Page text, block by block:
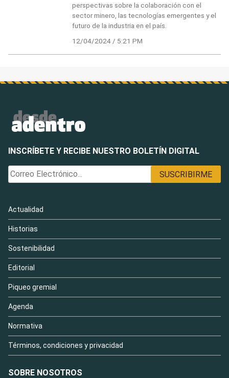
perspectivas sobre la colaboración con el
sector minero, las tecnologías emergentes y el
futuro de la industria en el país.
12/04/2024 / 5:21 PM
INSCRÍBETE Y RECIBE NUESTRO BOLETÍN DIGITAL
Actualidad
Historias
Sostenibilidad
Editorial
Piqueo gremial
Agenda
Normativa
Términos, condiciones y privacidad
SOBRE NOSOTROS